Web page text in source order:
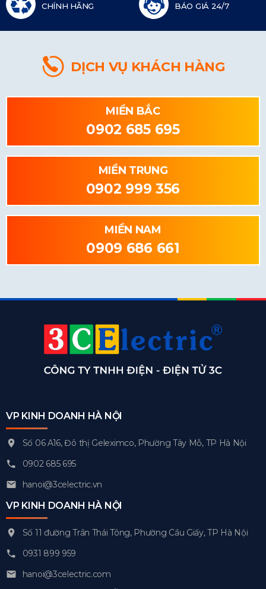
CHÍNH HÃNG
BÁO GIÁ 24/7
DỊCH VỤ KHÁCH HÀNG
MIỀN BẮC
0902 685 695
MIỀN TRUNG
0902 999 356
MIỀN NAM
0909 686 661
VP KINH DOANH HÀ NỘI
Số 06 A16, Đô thị Geleximco, Phường Tây Mỗ, TP Hà Nội
0902 685 695
hanoi@3celectric.vn
VP KINH DOANH HÀ NỘI
Số 11 đường Trần Thái Tông, Phường Cầu Giấy, TP Hà Nội
0931 899 959
hanoi@3celectric.com